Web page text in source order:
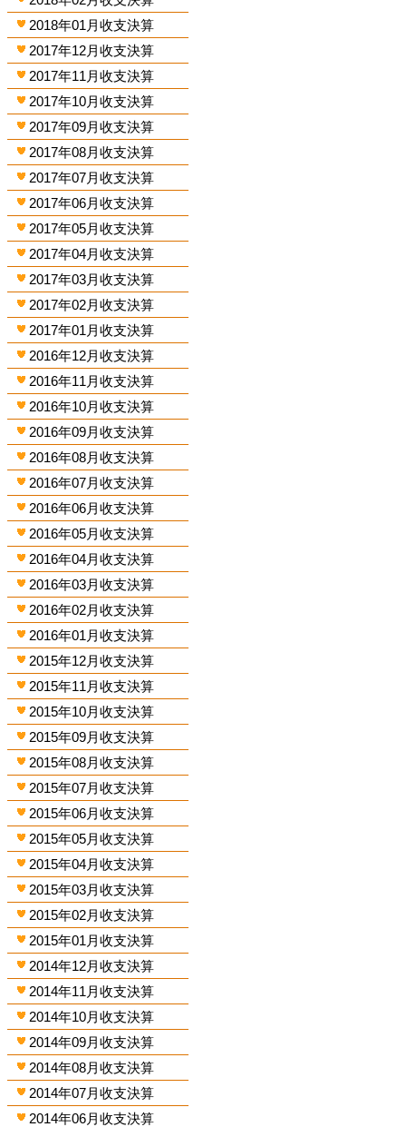
2018年01月收支決算
2017年12月收支決算
2017年11月收支決算
2017年10月收支決算
2017年09月收支決算
2017年08月收支決算
2017年07月收支決算
2017年06月收支決算
2017年05月收支決算
2017年04月收支決算
2017年03月收支決算
2017年02月收支決算
2017年01月收支決算
2016年12月收支決算
2016年11月收支決算
2016年10月收支決算
2016年09月收支決算
2016年08月收支決算
2016年07月收支決算
2016年06月收支決算
2016年05月收支決算
2016年04月收支決算
2016年03月收支決算
2016年02月收支決算
2016年01月收支決算
2015年12月收支決算
2015年11月收支決算
2015年10月收支決算
2015年09月收支決算
2015年08月收支決算
2015年07月收支決算
2015年06月收支決算
2015年05月收支決算
2015年04月收支決算
2015年03月收支決算
2015年02月收支決算
2015年01月收支決算
2014年12月收支決算
2014年11月收支決算
2014年10月收支決算
2014年09月收支決算
2014年08月收支決算
2014年07月收支決算
2014年06月收支決算